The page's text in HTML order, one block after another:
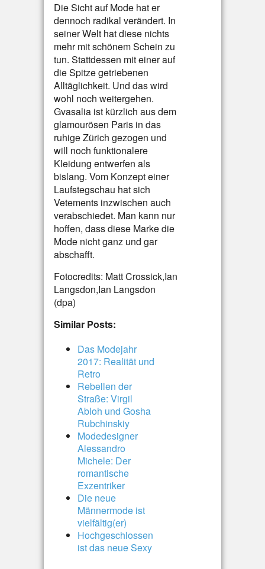
Die Sicht auf Mode hat er
dennoch radikal verändert. In
seiner Welt hat diese nichts
mehr mit schönem Schein zu
tun. Stattdessen mit einer auf
die Spitze getriebenen
Alltäglichkeit. Und das wird
wohl noch weitergehen.
Gvasalia ist kürzlich aus dem
glamourösen Paris in das
ruhige Zürich gezogen und
will noch funktionalere
Kleidung entwerfen als
bislang. Vom Konzept einer
Laufstegschau hat sich
Vetements inzwischen auch
verabschiedet. Man kann nur
hoffen, dass diese Marke die
Mode nicht ganz und gar
abschafft.
Fotocredits: Matt Crossick,Ian
Langsdon,Ian Langsdon
(dpa)
Similar Posts:
Das Modejahr
2017: Realität und
Retro
Rebellen der
Straße: Virgil
Abloh und Gosha
Rubchinskiy
Modedesigner
Alessandro
Michele: Der
romantische
Exzentriker
Die neue
Männermode ist
vielfältig(er)
Hochgeschlossen
ist das neue Sexy